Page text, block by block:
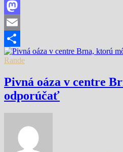
Facebook
Mastodon
Email
Share
Rande
Pivná oáza v centre
odporúčať